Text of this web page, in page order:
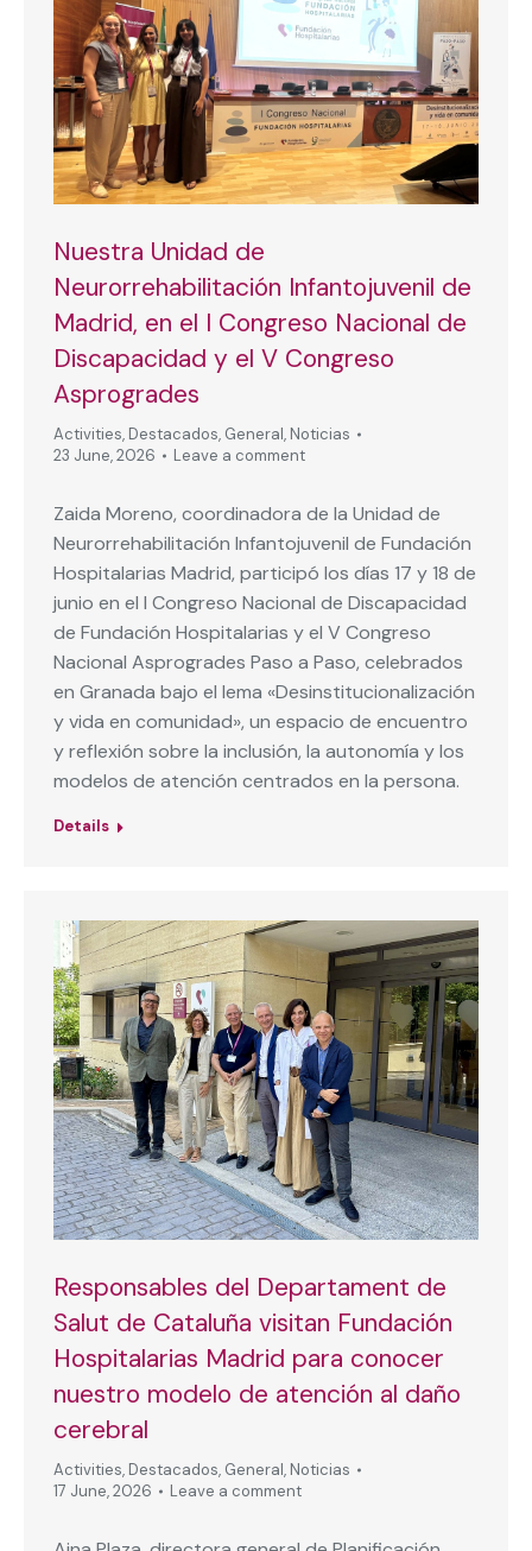
Nuestra Unidad de
Neurorrehabilitación Infantojuvenil de
Madrid, en el I Congreso Nacional de
Discapacidad y el V Congreso
Asprogrades
Activities, Destacados, General, Noticias
23 June, 2026
Leave a comment
Zaida Moreno, coordinadora de la Unidad de
Neurorrehabilitación Infantojuvenil de Fundación
Hospitalarias Madrid, participó los días 17 y 18 de
junio en el I Congreso Nacional de Discapacidad
de Fundación Hospitalarias y el V Congreso
Nacional Asprogrades Paso a Paso, celebrados
en Granada bajo el lema «Desinstitucionalización
y vida en comunidad», un espacio de encuentro
y reflexión sobre la inclusión, la autonomía y los
modelos de atención centrados en la persona.
Details
Responsables del Departament de
Salut de Cataluña visitan Fundación
Hospitalarias Madrid para conocer
nuestro modelo de atención al daño
cerebral
Activities, Destacados, General, Noticias
17 June, 2026
Leave a comment